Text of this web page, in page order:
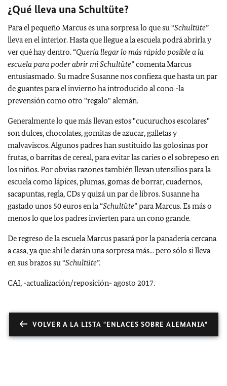
¿Qué lleva una Schultüte?
Para el pequeño Marcus es una sorpresa lo que su “Schultüte”
lleva en el interior. Hasta que llegue a la escuela podrá abrirla y
ver qué hay dentro. “Quería llegar lo más rápido posible a la
escuela para poder abrir mi Schultüte” comenta Marcus
entusiasmado. Su madre Susanne nos confieza que hasta un par
de guantes para el invierno ha introducido al cono -la
prevensión como otro "regalo" alemán.
Generalmente lo que más llevan estos "cucuruchos escolares"
son dulces, chocolates, gomitas de azucar, galletas y
malvaviscos. Algunos padres han sustituido las golosinas por
frutas, o barritas de cereal, para evitar las caries o el sobrepeso en
los niños. Por obvias razones también llevan utensilios para la
escuela como lápices, plumas, gomas de borrar, cuadernos,
sacapuntas, regla, CDs y quizá un par de libros. Susanne ha
gastado unos 50 euros en la “Schultüte” para Marcus. Es más o
menos lo que los padres invierten para un cono grande.
De regreso de la escuela Marcus pasará por la panadería cercana
a casa, ya que ahí le darán una sorpresa más... pero sólo si lleva
en sus brazos su “Schultüte”.
CAI, -actualización/reposición- agosto 2017.
VOLVER A LA LISTA "ENLACES SOBRE ALEMANIA"